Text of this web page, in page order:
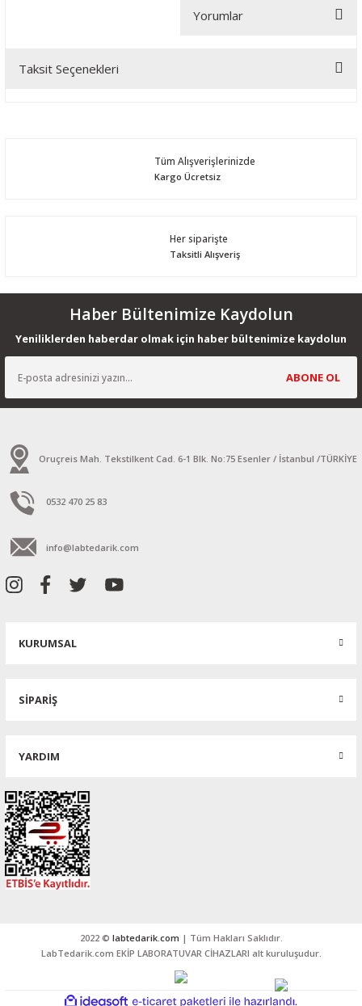
Yorumlar
Taksit Seçenekleri
Tüm Alışverişlerinizde
Kargo Ücretsiz
Her siparişte
Taksitli Alışveriş
Haber Bültenimize Kaydolun
Yeniliklerden haberdar olmak için haber bültenimize kaydolun
ABONE OL
Oruçreis Mah. Tekstilkent Cad. 6-1 Blk. No:75 Esenler / İstanbul /TÜRKİYE
0532 470 25 83
info@labtedarik.com
KURUMSAL
SİPARİŞ
YARDIM
2022 © labtedarik.com | Tüm Hakları Saklıdır.
LabTedarik.com EKİP LABORATUVAR CİHAZLARI alt kuruluşudur.
ideasoft e-